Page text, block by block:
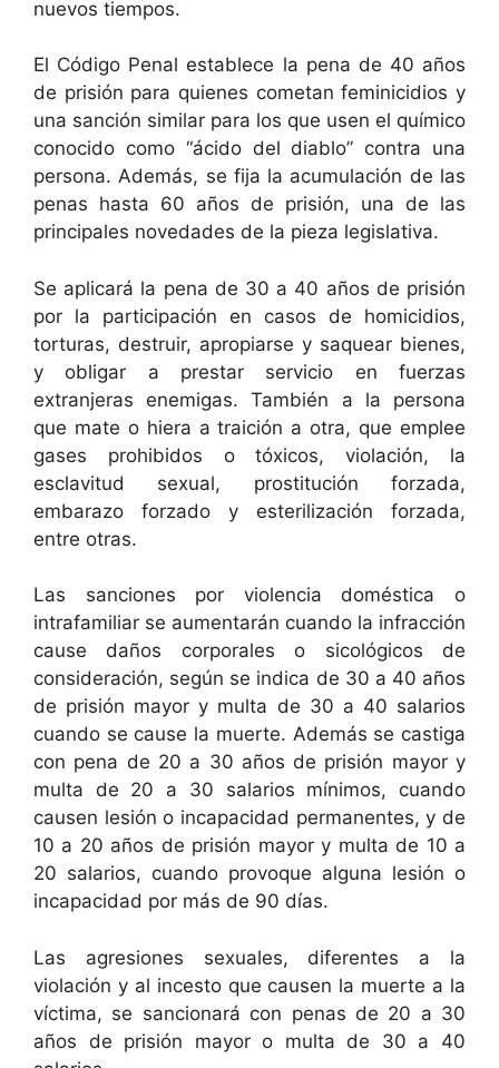
nuevos tiempos.
El Código Penal establece la pena de 40 años
de prisión para quienes cometan feminicidios y
una sanción similar para los que usen el químico
conocido como “ácido del diablo” contra una
persona. Además, se fija la acumulación de las
penas hasta 60 años de prisión, una de las
principales novedades de la pieza legislativa.
Se aplicará la pena de 30 a 40 años de prisión
por la participación en casos de homicidios,
torturas, destruir, apropiarse y saquear bienes,
y obligar a prestar servicio en fuerzas
extranjeras enemigas. También a la persona
que mate o hiera a traición a otra, que emplee
gases prohibidos o tóxicos, violación, la
esclavitud sexual, prostitución forzada,
embarazo forzado y esterilización forzada,
entre otras.
Las sanciones por violencia doméstica o
intrafamiliar se aumentarán cuando la infracción
cause daños corporales o sicológicos de
consideración, según se indica de 30 a 40 años
de prisión mayor y multa de 30 a 40 salarios
cuando se cause la muerte. Además se castiga
con pena de 20 a 30 años de prisión mayor y
multa de 20 a 30 salarios mínimos, cuando
causen lesión o incapacidad permanentes, y de
10 a 20 años de prisión mayor y multa de 10 a
20 salarios, cuando provoque alguna lesión o
incapacidad por más de 90 días.
Las agresiones sexuales, diferentes a la
violación y al incesto que causen la muerte a la
víctima, se sancionará con penas de 20 a 30
años de prisión mayor o multa de 30 a 40